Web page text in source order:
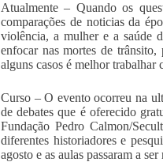
Atualmente – Quando os
comparações de noticias da
violência, a mulher e a saúde
enfocar nas mortes de
alguns casos é melhor trabalhar
Curso – O evento ocorreu na
de debates que é oferecido
Fundação Pedro Calmon/
diferentes historiadores e
agosto e as aulas passaram a